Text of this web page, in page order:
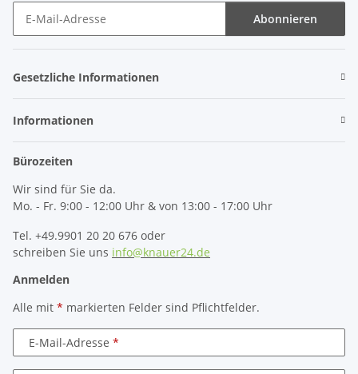
Abonnieren
Gesetzliche Informationen
Informationen
Bürozeiten
Wir sind für Sie da.
Mo. - Fr. 9:00 - 12:00 Uhr & von 13:00 - 17:00 Uhr
Tel. +49.9901 20 20 676 oder
schreiben Sie uns info@knauer24.de
Anmelden
Alle mit * markierten Felder sind Pflichtfelder.
E-Mail-Adresse